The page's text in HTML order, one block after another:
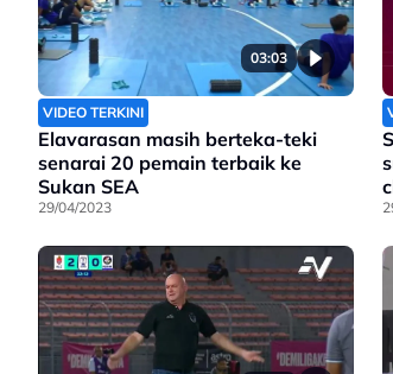
03:03
VIDEO TERKINI
Elavarasan masih berteka-teki
senarai 20 pemain terbaik ke
Sukan SEA
29/04/2023